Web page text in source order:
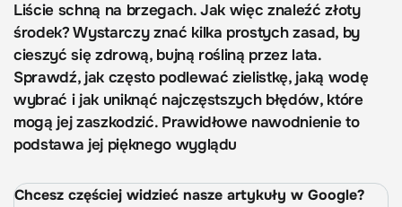
Liście schną na brzegach. Jak więc znaleźć złoty
środek? Wystarczy znać kilka prostych zasad, by
cieszyć się zdrową, bujną rośliną przez lata.
Sprawdź, jak często podlewać zielistkę, jaką wodę
wybrać i jak uniknąć najczęstszych błędów, które
mogą jej zaszkodzić. Prawidłowe nawodnienie to
podstawa jej pięknego wyglądu
Chcesz częściej widzieć nasze artykuły w Google?